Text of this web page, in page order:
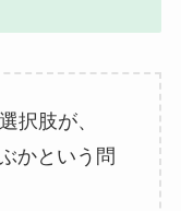
択肢が、
かという問